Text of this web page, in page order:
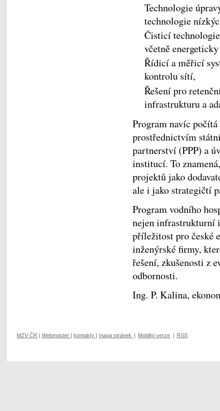
Technologie
technologie
Čisticí
včetně
Řídicí a měřicí
kontrolu sítí,
Řešení pro
infrastrukturu a
Program navíc
prostřednictvím
partnerství (PPP) a
institucí. To
projektů jako
ale i jako strategičtí
Program vodního
nejen infrastrukturní
příležitost pro české
inženýrské firmy,
řešení, zkušenosti z
odbornosti.
Ing. P. Kalina,
MZV ČR Webmaster kontakty mapa stránek Mobilní verze RSS